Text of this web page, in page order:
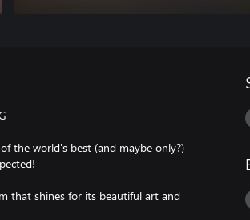
the world's best (and maybe only?)
that shines for its beautiful art and